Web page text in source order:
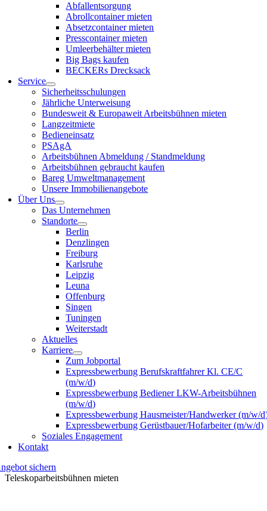
Abfallentsorgung
Abrollcontainer mieten
Absetzcontainer mieten
Presscontainer mieten
Umleerbehälter mieten
Big Bags kaufen
BECKERs Drecksack
Service
Sicherheitsschulungen
Jährliche Unterweisung
Bundesweit & Europaweit Arbeitsbühnen mieten
Langzeitmiete
Bedieneinsatz
PSAgA
Arbeitsbühnen Abmeldung / Standmeldung
Arbeitsbühnen gebraucht kaufen
Bareg Umweltmanagement
Unsere Immobilienangebote
Über Uns
Das Unternehmen
Standorte
Berlin
Denzlingen
Freiburg
Karlsruhe
Leipzig
Leuna
Offenburg
Singen
Tuningen
Weiterstadt
Aktuelles
Karriere
Zum Jobportal
Expressbewerbung Berufskraftfahrer Kl. CE/C
(m/w/d)
Expressbewerbung Bediener LKW-Arbeitsbühnen
(m/w/d)
Expressbewerbung Hausmeister/Handwerker (m/w/
Expressbewerbung Gerüstbauer/Hofarbeiter (m/w/d)
Soziales Engagement
Kontakt
sichern
Teleskoparbeitsbühnen mieten